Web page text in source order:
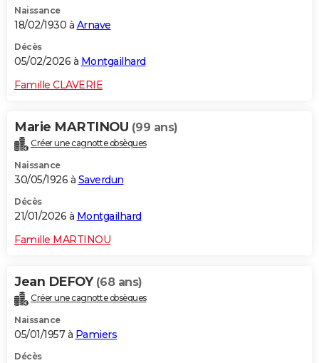
Naissance
18/02/1930 à Arnave
Décès
05/02/2026 à Montgailhard
Famille CLAVERIE
Marie MARTINOU (99 ans)
Créer une cagnotte obsèques
Naissance
30/05/1926 à Saverdun
Décès
21/01/2026 à Montgailhard
Famille MARTINOU
Jean DEFOY (68 ans)
Créer une cagnotte obsèques
Naissance
05/01/1957 à Pamiers
Décès